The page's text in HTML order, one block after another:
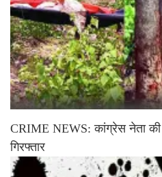
CRIME NEWS: कांग्रेस नेता की
गिरफ्तार